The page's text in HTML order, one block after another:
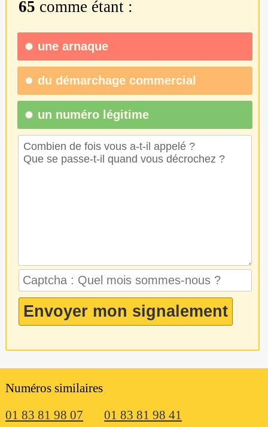
65 comme étant :
une arnaque
du démarchage commercial
un numéro légitime
Numéros similaires
01 83 81 98 07
01 83 81 98 41